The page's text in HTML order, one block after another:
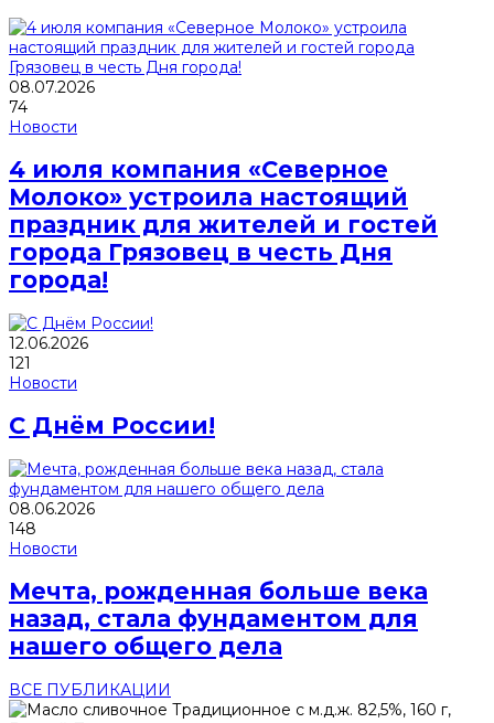
08.07.2026
74
Новости
4 июля компания «Северное
Молоко» устроила настоящий
праздник для жителей и гостей
города Грязовец в честь Дня
города!
12.06.2026
121
Новости
С Днём России!
08.06.2026
148
Новости
Мечта, рожденная больше века
назад, стала фундаментом для
нашего общего дела
ВСЕ ПУБЛИКАЦИИ